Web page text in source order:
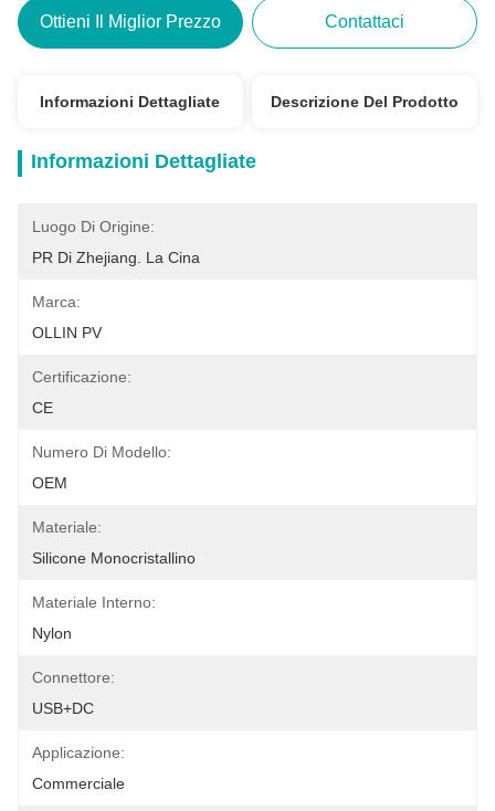
Ottieni Il Miglior Prezzo Contattaci
Informazioni Dettagliate Descrizione Del Prodotto
Informazioni Dettagliate
Luogo Di Origine:
PR Di Zhejiang. La Cina
Marca:
OLLIN PV
Certificazione:
CE
Numero Di Modello:
OEM
Materiale:
Silicone Monocristallino
Materiale Interno:
Nylon
Connettore:
USB+DC
Applicazione:
Commerciale